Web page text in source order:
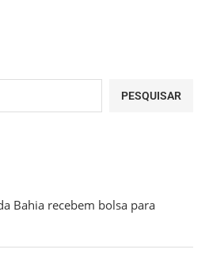
PESQUISAR
Bahia recebem bolsa para